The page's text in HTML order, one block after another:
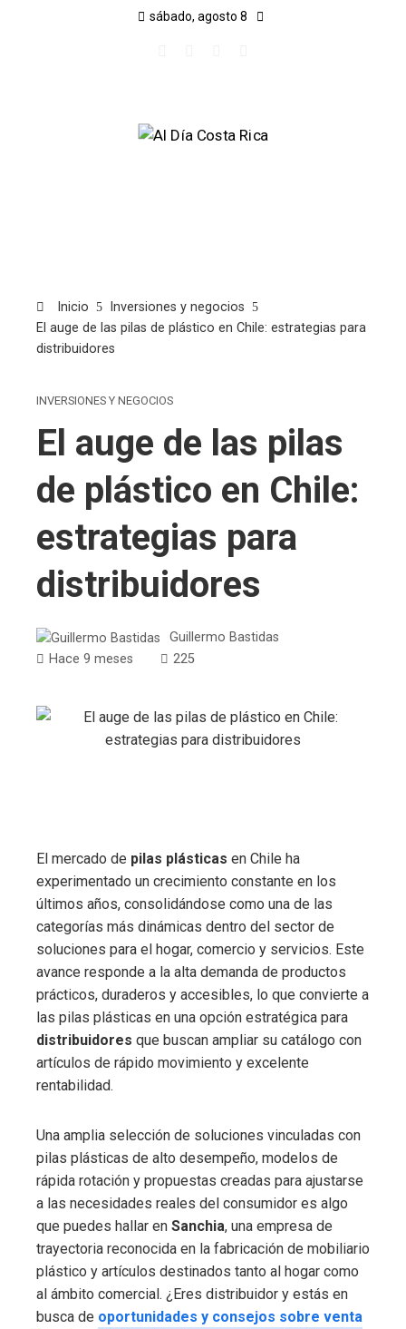
sábado, agosto 8
Inicio
Inversiones y negocios
El auge de las pilas de plástico en Chile: estrategias para
distribuidores
INVERSIONES Y NEGOCIOS
El auge de las pilas
de plástico en Chile:
estrategias para
distribuidores
Guillermo Bastidas
Hace 9 meses
225
El mercado de pilas plásticas en Chile ha
experimentado un crecimiento constante en los
últimos años, consolidándose como una de las
categorías más dinámicas dentro del sector de
soluciones para el hogar, comercio y servicios. Este
avance responde a la alta demanda de productos
prácticos, duraderos y accesibles, lo que convierte a
las pilas plásticas en una opción estratégica para
distribuidores que buscan ampliar su catálogo con
artículos de rápido movimiento y excelente
rentabilidad.
Una amplia selección de soluciones vinculadas con
pilas plásticas de alto desempeño, modelos de
rápida rotación y propuestas creadas para ajustarse
a las necesidades reales del consumidor es algo
que puedes hallar en Sanchia, una empresa de
trayectoria reconocida en la fabricación de mobiliario
plástico y artículos destinados tanto al hogar como
al ámbito comercial. ¿Eres distribuidor y estás en
busca de oportunidades y consejos sobre venta